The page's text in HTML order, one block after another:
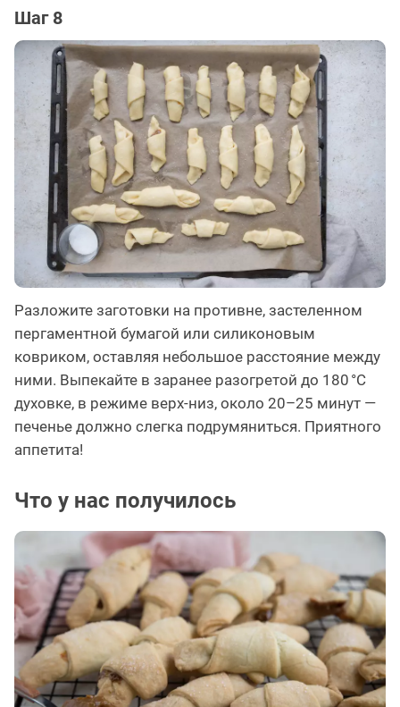
Шаг 8
Разложите заготовки на противне, застеленном
пергаментной бумагой или силиконовым
ковриком, оставляя небольшое расстояние между
ними. Выпекайте в заранее разогретой до 180 °C
духовке, в режиме верх-низ, около 20–25 минут —
печенье должно слегка подрумяниться. Приятного
аппетита!
Что у нас получилось